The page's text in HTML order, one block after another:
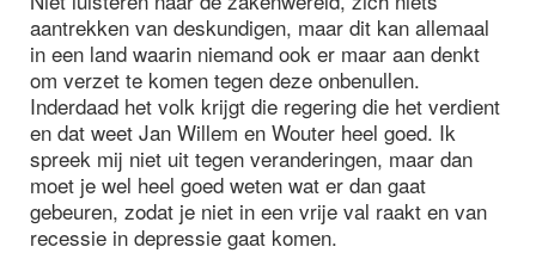
aantrekken van deskundigen, maar dit kan allemaal
in een land waarin niemand ook er maar aan denkt
om verzet te komen tegen deze onbenullen.
Inderdaad het volk krijgt die regering die het verdient
en dat weet Jan Willem en Wouter heel goed. Ik
spreek mij niet uit tegen veranderingen, maar dan
moet je wel heel goed weten wat er dan gaat
gebeuren, zodat je niet in een vrije val raakt en van
recessie in depressie gaat komen.